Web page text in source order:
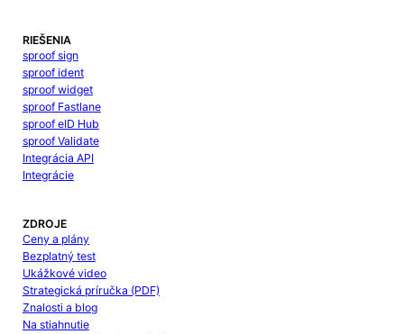
RIEŠENIA
sproof sign
sproof ident
sproof widget
sproof Fastlane
sproof eID Hub
sproof Validate
Integrácia API
Integrácie
ZDROJE
Ceny a plány
Bezplatný test
Ukážkové video
Strategická príručka (PDF)
Znalosti a blog
Na stiahnutie